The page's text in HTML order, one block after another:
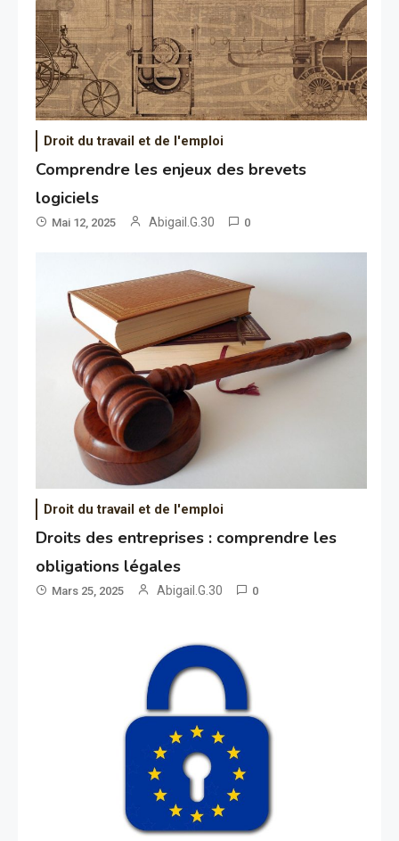
Droit du travail et de l'emploi
Comprendre les enjeux des brevets
logiciels
Mai 12, 2025 Abigail.G.30 0
Droit du travail et de l'emploi
Droits des entreprises : comprendre les
obligations légales
Mars 25, 2025 Abigail.G.30 0